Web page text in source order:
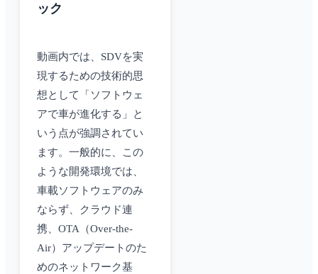
ック
動画内では、SDVを実
現するための技術的思
想として「ソフトウェ
アで車が進化する」と
いう点が強調されてい
ます。一般的に、この
ような開発環境では、
車載ソフトウェアのみ
ならず、クラウド連
携、OTA（Over-the-
Air）アップデートのた
めのネットワーク基